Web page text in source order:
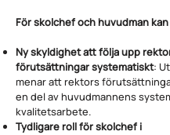
För skolchef och huvudman
Ny skyldighet att följa upp
förutsättningar systematiskt:
menar att rektors
en del av huvudmannens
kvalitetsarbete.
Tydligare roll för skolchef i